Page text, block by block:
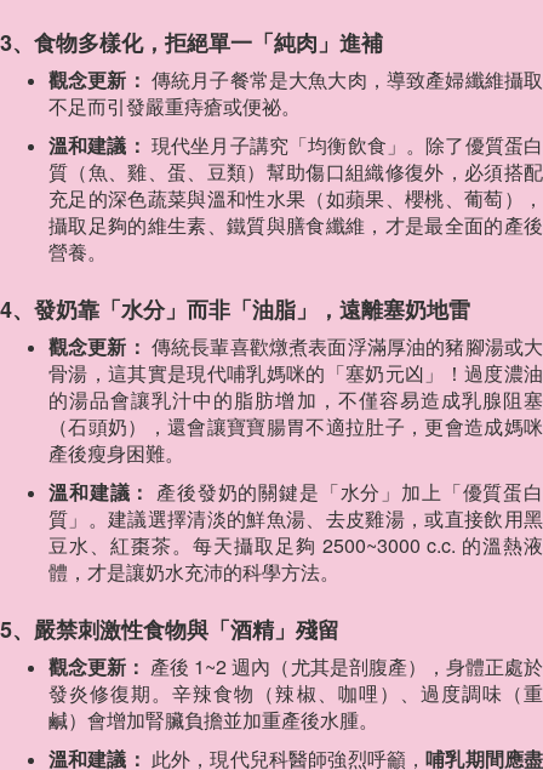
3、食物多樣化，拒絕單一「純肉」進補
觀念更新： 傳統月子餐常是大魚大肉，導致產婦纖維攝取
不足而引發嚴重痔瘡或便祕。
溫和建議： 現代坐月子講究「均衡飲食」。除了優質蛋白
質（魚、雞、蛋、豆類）幫助傷口組織修復外，必須搭配
充足的深色蔬菜與溫和性水果（如蘋果、櫻桃、葡萄），
攝取足夠的維生素、鐵質與膳食纖維，才是最全面的產後
營養。
4、發奶靠「水分」而非「油脂」，遠離塞奶地雷
觀念更新： 傳統長輩喜歡燉煮表面浮滿厚油的豬腳湯或大
骨湯，這其實是現代哺乳媽咪的「塞奶元凶」！過度濃油
的湯品會讓乳汁中的脂肪增加，不僅容易造成乳腺阻塞
（石頭奶），還會讓寶寶腸胃不適拉肚子，更會造成媽咪
產後瘦身困難。
溫和建議： 產後發奶的關鍵是「水分」加上「優質蛋白
質」。建議選擇清淡的鮮魚湯、去皮雞湯，或直接飲用黑
豆水、紅棗茶。每天攝取足夠 2500~3000 c.c. 的溫熱液
體，才是讓奶水充沛的科學方法。
5、嚴禁刺激性食物與「酒精」殘留
觀念更新： 產後 1~2 週內（尤其是剖腹產），身體正處於
發炎修復期。辛辣食物（辣椒、咖哩）、過度調味（重
鹹）會增加腎臟負擔並加重產後水腫。
溫和建議： 此外，現代兒科醫師強烈呼籲，哺乳期間應盡